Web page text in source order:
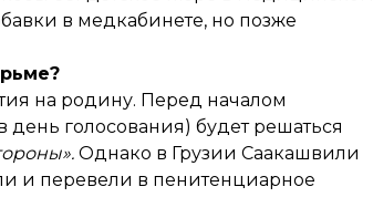
в медкабинете, но позже
на родину. Перед началом
день голосования) будет решаться
Однако в Грузии Саакашвили
и перевели в пенитенциарное